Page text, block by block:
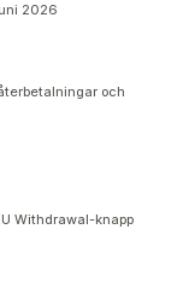
2026
och
Withdrawal-knapp